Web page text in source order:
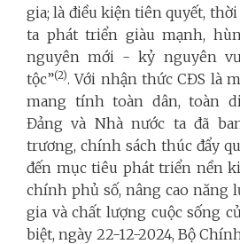
gia; là điều kiện tiên quyết,
ta phát triển giàu mạnh,
nguyên mới - kỷ nguyên
tộc”(2). Với nhận thức CĐS là
mang tính toàn dân, toàn
Đảng và Nhà nước ta đã
trương, chính sách thúc đẩy
đến mục tiêu phát triển nền
chính phủ số, nâng cao năng
gia và chất lượng cuộc sống
biệt, ngày 22-12-2024, Bộ